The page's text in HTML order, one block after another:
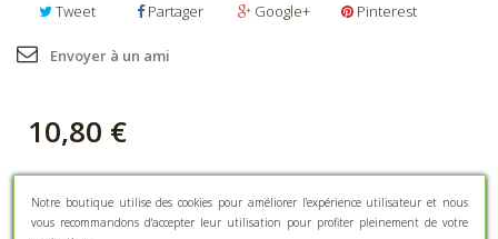
Tweet Partager Google+ Pinterest
Envoyer à un ami
10,80 €
Notre boutique utilise des cookies pour améliorer l'expérience utilisateur et nous
vous recommandons d'accepter leur utilisation pour profiter pleinement de votre